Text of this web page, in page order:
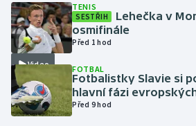
Judo
Krasobruslení
Lezení
Video
TENIS
SESTŘIH
Lehečka v
osmifinále
Před 1 hod
FOTBAL
Fotbalistky Slavie si
hlavní fázi
Před 9 hod